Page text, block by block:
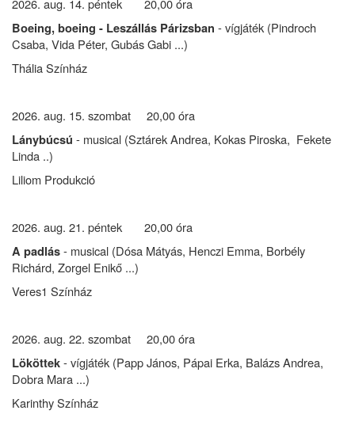
Boeing, boeing - Leszállás Párizsban - vígjáték (Pindroch
Csaba, Vida Péter, Gubás Gabi ...)
Thália Színház
2026. aug. 15. szombat 20,00 óra
Lánybúcsú - musical (Sztárek Andrea, Kokas Piroska, Fekete
Linda ..)
Liliom Produkció
2026. aug. 21. péntek 20,00 óra
A padlás- musical (Dósa Mátyás, Henczi Emma, Borbély
Richárd, Zorgel Enikő ...)
Veres1 Színház
2026. aug. 22. szombat 20,00 óra
Lököttek- vígjáték (Papp János, Pápai Erka, Balázs Andrea,
Dobra Mara ...)
Karinthy Színház